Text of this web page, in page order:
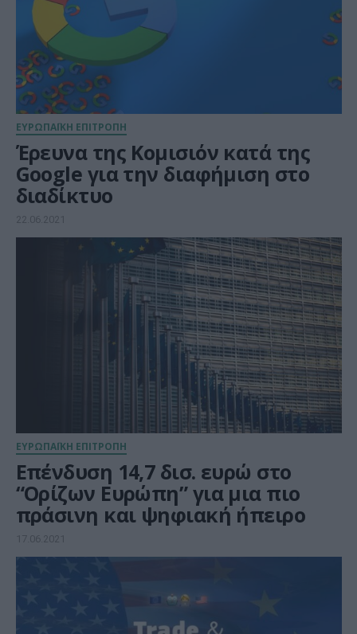
ΕΥΡΩΠΑΪΚΗ ΕΠΙΤΡΟΠΗ
Έρευνα της Κομισιόν κατά της
Google για την διαφήμιση στο
διαδίκτυο
22.06.2021
ΕΥΡΩΠΑΪΚΗ ΕΠΙΤΡΟΠΗ
Επένδυση 14,7 δισ. ευρώ στο
“Ορίζων Ευρώπη” για μια πιο
πράσινη και ψηφιακή ήπειρο
17.06.2021